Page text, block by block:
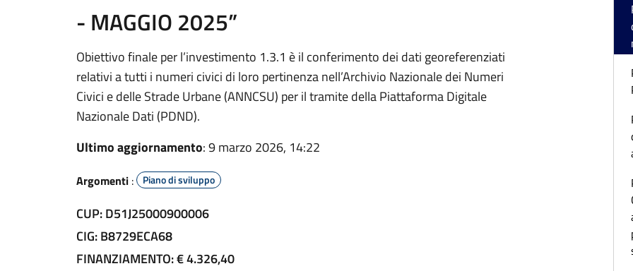
- MAGGIO 2025”
Obiettivo finale per l’investimento 1.3.1 è il conferimento dei dati georeferenziati
relativi a tutti i numeri civici di loro pertinenza nell’Archivio Nazionale dei Numeri
Civici e delle Strade Urbane (ANNCSU) per il tramite della Piattaforma Digitale
Nazionale Dati (PDND).
Ultimo aggiornamento: 9 marzo 2026, 14:22
Argomenti : Piano di sviluppo
CUP: D51J25000900006
CIG: B8729ECA68
FINANZIAMENTO: € 4.326,40